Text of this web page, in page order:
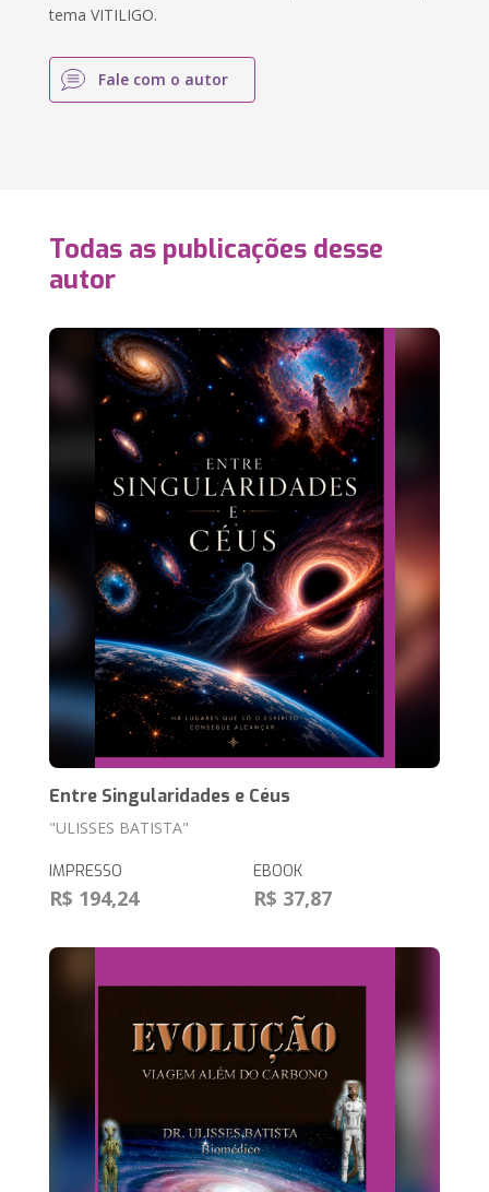
tema VITILIGO.
Fale com o autor
Todas as publicações desse
autor
Entre Singularidades e Céus
"ULISSES BATISTA"
IMPRESSO
R$ 194,24
EBOOK
R$ 37,87